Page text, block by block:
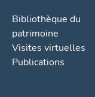
Bibliothèque du
patrimoine
Visites virtuelles
Publications